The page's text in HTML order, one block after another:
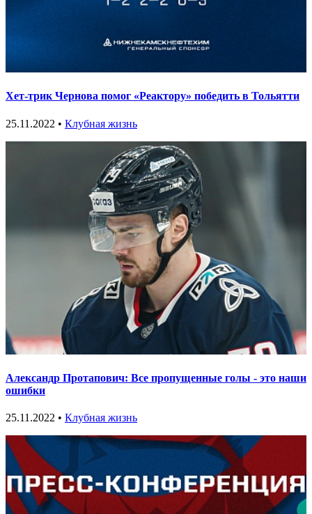
Хет-трик Чернова помог «Реактору» победить в Тольятти
25.11.2022 • Клубная жизнь
Александр Протапович: Все пропущенные голы - это наши
ошибки
25.11.2022 • Клубная жизнь